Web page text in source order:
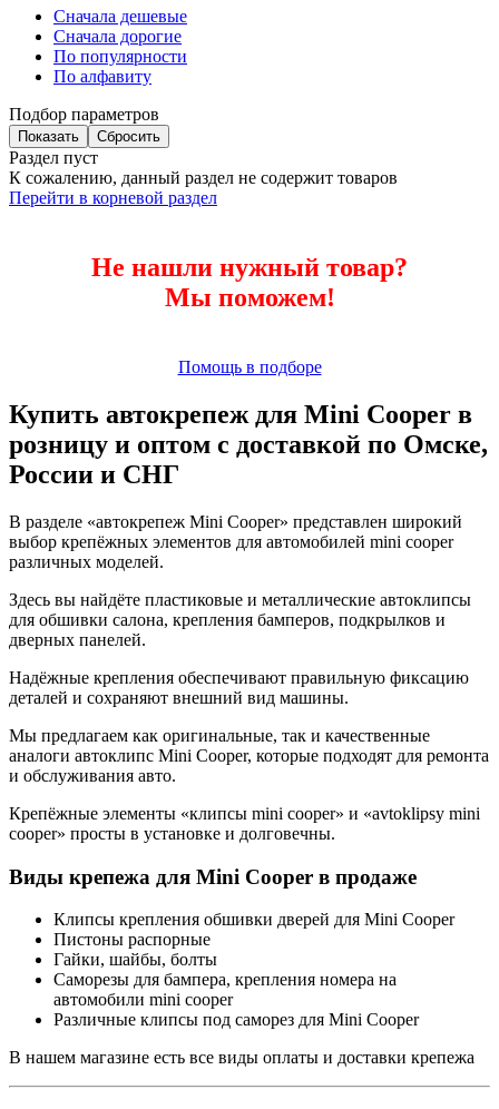
Сначала дешевые
Сначала дорогие
По популярности
По алфавиту
Подбор параметров
Раздел пуст
К сожалению, данный раздел не содержит товаров
Перейти в корневой раздел
Не нашли нужный товар?
Мы поможем!
Помощь в подборе
Купить автокрепеж для Mini Cooper в
розницу и оптом с доставкой по Омске,
России и СНГ
В разделе «автокрепеж Mini Cooper» представлен широкий
выбор крепёжных элементов для автомобилей mini cooper
различных моделей.
Здесь вы найдёте пластиковые и металлические автоклипсы
для обшивки салона, крепления бамперов, подкрылков и
дверных панелей.
Надёжные крепления обеспечивают правильную фиксацию
деталей и сохраняют внешний вид машины.
Мы предлагаем как оригинальные, так и качественные
аналоги автоклипс Mini Cooper, которые подходят для ремонта
и обслуживания авто.
Крепёжные элементы «клипсы mini cooper» и «avtoklipsy mini
cooper» просты в установке и долговечны.
Виды крепежа для Mini Cooper в продаже
Клипсы крепления обшивки дверей для Mini Cooper
Пистоны распорные
Гайки, шайбы, болты
Саморезы для бампера, крепления номера на
автомобили mini cooper
Различные клипсы под саморез для Mini Cooper
В нашем магазине есть все виды оплаты и доставки крепежа